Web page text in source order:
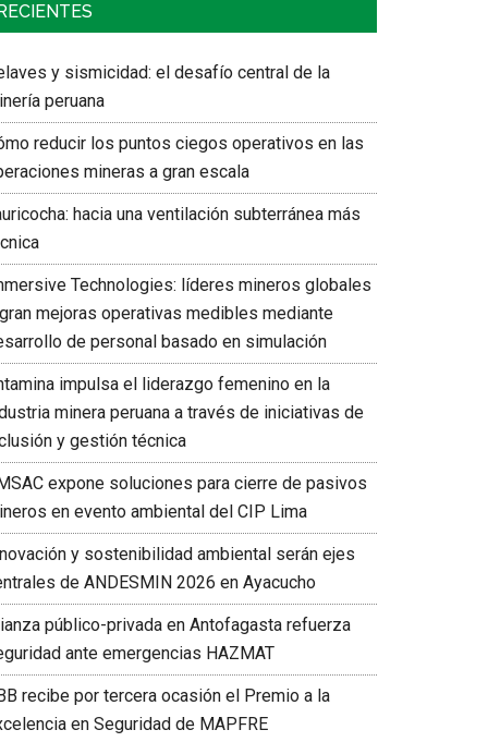
RECIENTES
y sismicidad: el desafío central de la
peruana
reducir los puntos ciegos operativos en las
mineras a gran escala
hacia una ventilación subterránea más
Technologies: líderes mineros globales
mejoras operativas medibles mediante
de personal basado en simulación
impulsa el liderazgo femenino en la
minera peruana a través de iniciativas de
y gestión técnica
expone soluciones para cierre de pasivos
en evento ambiental del CIP Lima
y sostenibilidad ambiental serán ejes
de ANDESMIN 2026 en Ayacucho
público-privada en Antofagasta refuerza
ante emergencias HAZMAT
recibe por tercera ocasión el Premio a la
en Seguridad de MAPFRE